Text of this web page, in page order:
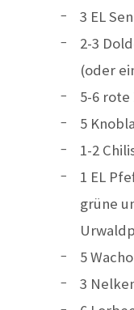
3 EL
2-3
(oder
5-6
5
1-2
1 EL
grüne
5
3